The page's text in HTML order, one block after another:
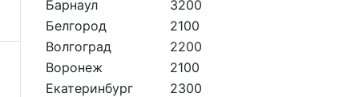
Барнаул
3200
Белгород
2100
Волгоград
2200
Воронеж
2100
Екатеринбург
2300